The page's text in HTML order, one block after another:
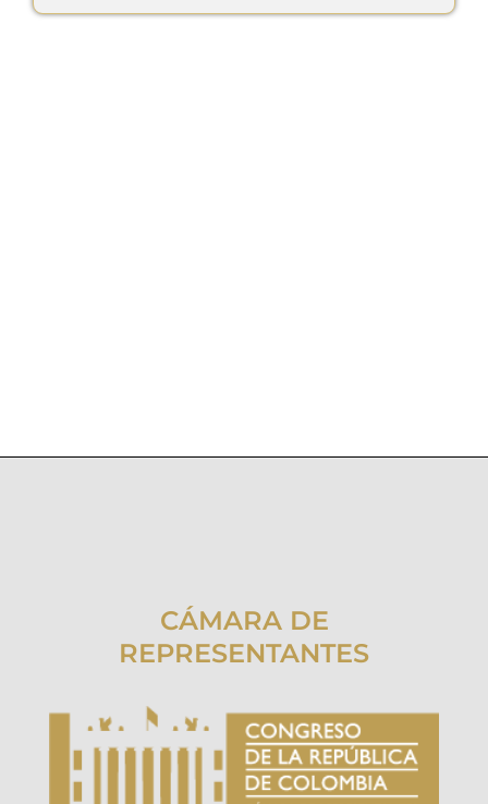
CÁMARA DE
REPRESENTANTES